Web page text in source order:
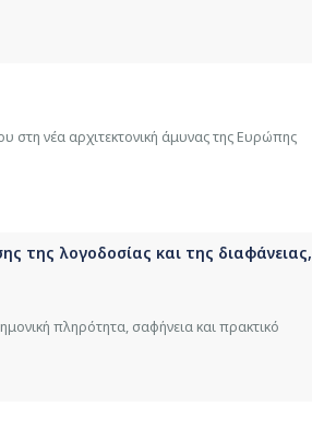
στη νέα αρχιτεκτονική άμυνας της Ευρώπης
της λογοδοσίας και της διαφάνειας,
πληρότητα, σαφήνεια και πρακτικό